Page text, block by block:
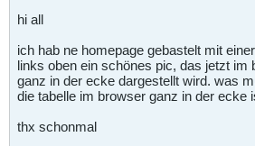
hi all
ich hab ne homepage gebastelt mit
links oben ein schönes pic, das jetzt im
ganz in der ecke dargestellt wird. was
die tabelle im browser ganz in der ecke
thx schonmal